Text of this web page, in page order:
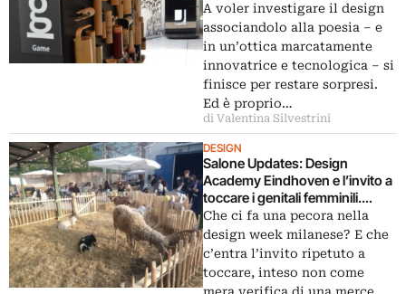
anche per ricordarsi che “senza
poesia non esiste progetto”.
Con un occhio all’high-tech
A voler investigare il design
associandolo alla poesia – e
in un’ottica marcatamente
innovatrice e tecnologica – si
finisce per restare sorpresi.
Ed è proprio…
di Valentina Silvestrini
DESIGN
Salone Updates: Design
Academy Eindhoven e l’invito a
toccare i genitali femminili.
Touch Base e il ritorno del tatto
e dalla sensorialità
Che ci fa una pecora nella
design week milanese? E che
c’entra l’invito ripetuto a
toccare, inteso non come